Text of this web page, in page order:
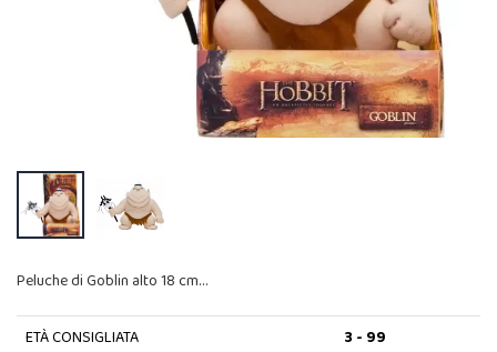
Peluche di Goblin alto 18 cm…
ETÀ CONSIGLIATA 3 - 99